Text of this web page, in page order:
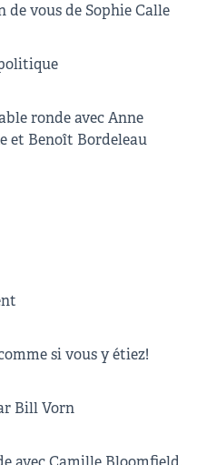
de vous de Sophie Calle
ronde avec Anne
et Benoît Bordeleau
si vous y étiez!
Bill Vorn